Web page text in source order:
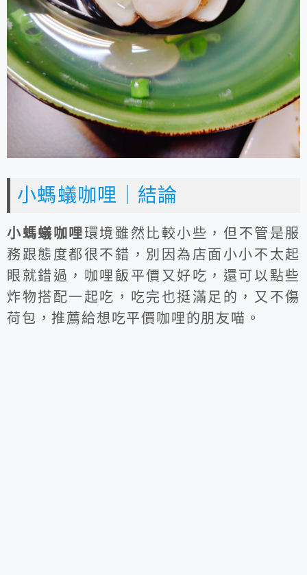
小螞蟻咖哩｜結論
小螞蟻咖哩環境雖然比較小些，但不管是服
務跟態度都很不錯，別因為店面小小不太起
眼就錯過，咖哩飯平價又好吃，還可以點些
炸物搭配一起吃，吃完也挺滿足的，又不傷
荷包，推薦給想吃平價咖哩的朋友喵。